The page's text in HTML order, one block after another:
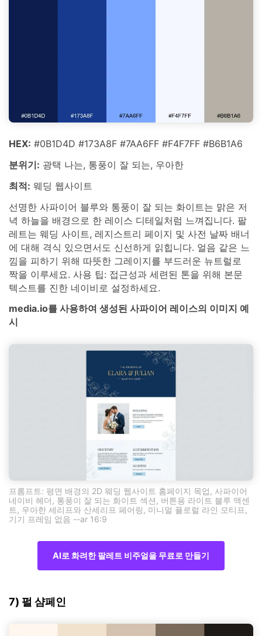
HEX: #0B1D4D #173A8F #7AA6FF #F4F7FF #B6B1A6
분위기: 광택 나는, 통풍이 잘 되는, 우아한
최적: 웨딩 웹사이트
선명한 사파이어 블루와 통풍이 잘 되는 화이트는 맑은 저
녁 하늘을 배경으로 한 레이스 디테일처럼 느껴집니다. 팔
레트는 웨딩 사이트, 레지스트리 페이지 및 사전 날짜 배너
에 대해 격식 있으면서도 신선하게 읽힙니다. 얼음 같은 느
낌을 피하기 위해 따뜻한 그레이지를 부드러운 뉴트럴로
짝을 이루세요. 사용 팁: 접근성과 세련된 톤을 위해 본문
텍스트를 진한 네이비로 설정하세요.
media.io를 사용하여 생성된 사파이어 레이스의 이미지 예
시
프롬프트: 평면 배경의 2D 웨딩 웹사이트 홈페이지 목업, 사파이어
네이비 헤더, 통풍이 잘 되는 화이트 섹션, 버튼용 라이트 블루 액센
트, 우아한 세리프와 산세리프 페어링, 미니멀 플로럴 라인 모티프,
기기 프레임 없음 --ar 16:9
AI로 화려한 팔레트 비주얼을 무료로 만들기
7) 펄 샴페인